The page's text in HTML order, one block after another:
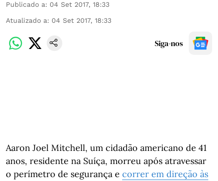
Publicado a: 04 Set 2017, 18:33
Atualizado a: 04 Set 2017, 18:33
Siga-nos
Aaron Joel Mitchell, um cidadão americano de 41
anos, residente na Suíça, morreu após atravessar
o perímetro de segurança e correr em direção às